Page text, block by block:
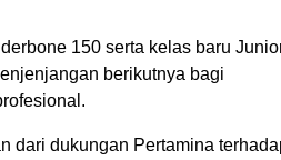
150 serta kelas baru
berikutnya bagi
dari dukungan Pertamina